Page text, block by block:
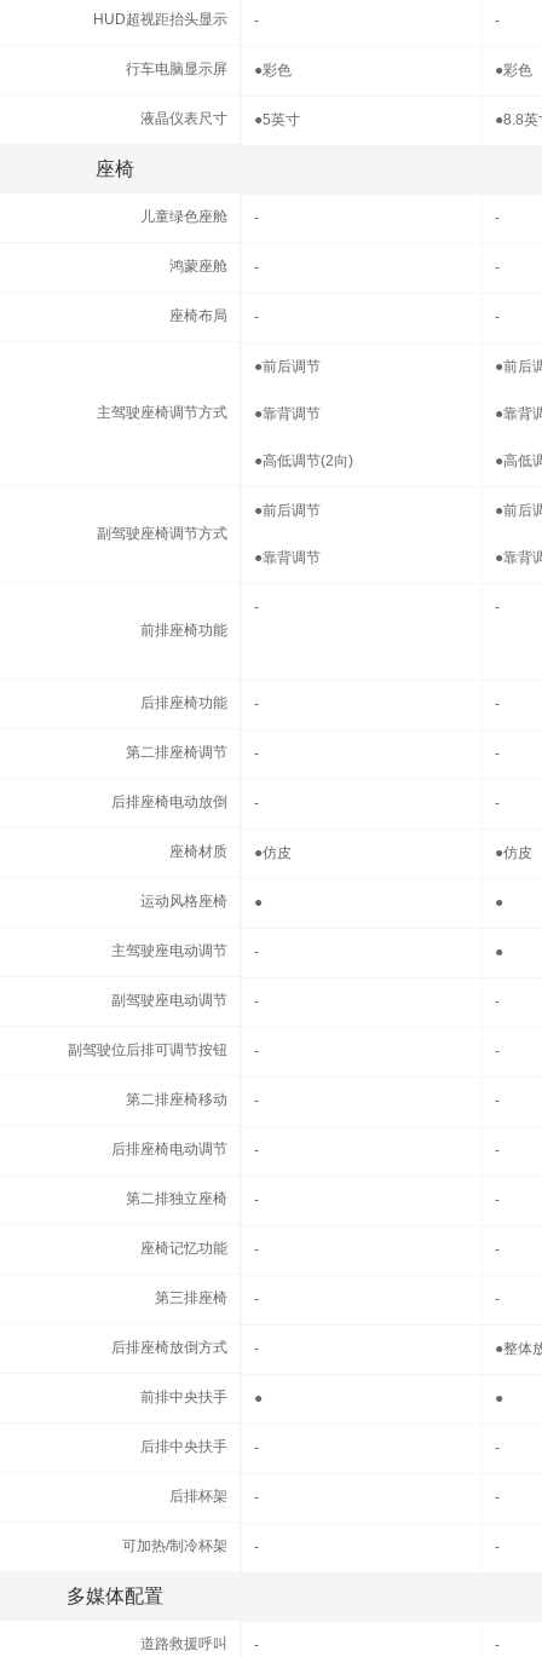
HUD超视距抬头显示 - -
行车电脑显示屏 ●彩色 ●彩色
液晶仪表尺寸 ●5英寸 ●8.8英
座椅
儿童绿色座舱 - -
鸿蒙座舱 - -
座椅布局 - -
●前后调节
●靠背调节
●高低调节(2向)
●前后
●靠背
●高低
●前后调节
●靠背调节
●前后
●靠背
- -
后排座椅功能 - -
第二排座椅调节 - -
后排座椅电动放倒 - -
座椅材质 ●仿皮 ●仿皮
运动风格座椅 ● ●
主驾驶座电动调节 - ●
副驾驶座电动调节 - -
副驾驶位后排可调节按钮 - -
第二排座椅移动 - -
后排座椅电动调节 - -
第二排独立座椅 - -
座椅记忆功能 - -
第三排座椅 - -
后排座椅放倒方式 - ●整体
前排中央扶手 ● ●
后排中央扶手 - -
后排杯架 - -
可加热/制冷杯架 - -
多媒体配置
道路救援呼叫 - -
HUD超视距抬头显示
行车电脑显示屏
液晶仪表尺寸
座椅
儿童绿色座舱
鸿蒙座舱
座椅布局
主驾驶座椅调节方式
副驾驶座椅调节方式
前排座椅功能
后排座椅功能
第二排座椅调节
后排座椅电动放倒
座椅材质
运动风格座椅
主驾驶座电动调节
副驾驶座电动调节
副驾驶位后排可调节按钮
第二排座椅移动
后排座椅电动调节
第二排独立座椅
座椅记忆功能
第三排座椅
后排座椅放倒方式
前排中央扶手
后排中央扶手
后排杯架
可加热/制冷杯架
多媒体配置
道路救援呼叫